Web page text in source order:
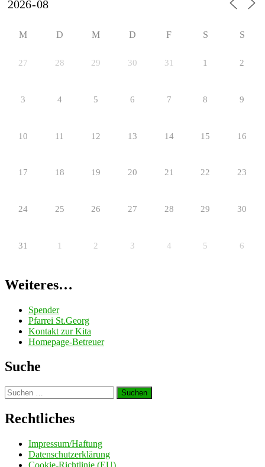
M D M D F S S
27 28 29 30 31 1 2
3 4 5 6 7 8 9
10 11 12 13 14 15 16
17 18 19 20 21 22 23
24 25 26 27 28 29 30
31 1 2 3 4 5 6
Weiteres…
Spender
Pfarrei St.Georg
Kontakt zur Kita
Homepage-Betreuer
Suche
Suchen
nach:
Rechtliches
Impressum/Haftung
Datenschutzerklärung